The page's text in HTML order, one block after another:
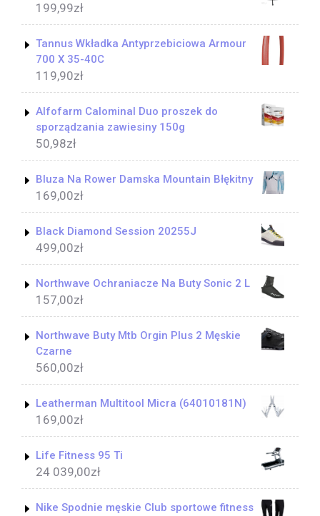
199,99zł
Tannus Wkładka Antyprzebiciowa Armour
700 X 35-40C
119,90zł
Alfofarm Calominal Duo proszek do
sporządzania zawiesiny 150g
50,98zł
Bluza Na Rower Damska Mountain Błękitny
169,00zł
Black Diamond Session 20255J
499,00zł
Northwave Ochraniacze Na Buty Sonic 2 L
157,00zł
Northwave Buty Mtb Orgin Plus 2 Męskie
Czarne
560,00zł
Leatherman Multitool Micra (64010181N)
169,00zł
Life Fitness 95 Ti
24 039,00zł
Nike Spodnie męskie Club sportowe fitness